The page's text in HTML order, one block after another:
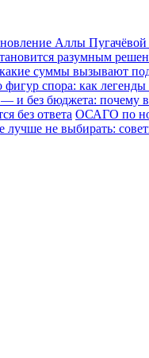
Аллы Пугачёвой
разумным
суммы вызывают
спора: как легенды
и без бюджета: почему
без ответа ОСАГО по
лучше не выбирать: